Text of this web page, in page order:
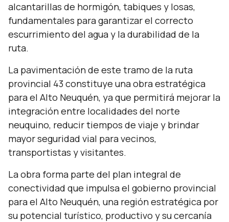
alcantarillas de hormigón, tabiques y losas,
fundamentales para garantizar el correcto
escurrimiento del agua y la durabilidad de la
ruta.
La pavimentación de este tramo de la ruta
provincial 43 constituye una obra estratégica
para el Alto Neuquén, ya que permitirá mejorar la
integración entre localidades del norte
neuquino, reducir tiempos de viaje y brindar
mayor seguridad vial para vecinos,
transportistas y visitantes.
La obra forma parte del plan integral de
conectividad que impulsa el gobierno provincial
para el Alto Neuquén, una región estratégica por
su potencial turístico, productivo y su cercanía